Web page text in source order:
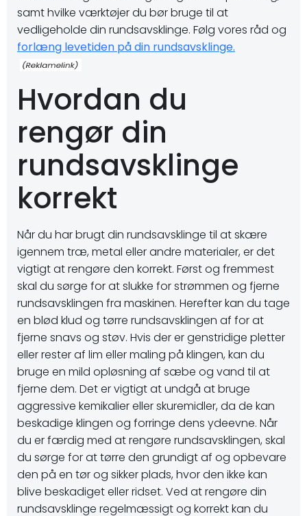
samt hvilke værktøjer du bør bruge til at
vedligeholde din rundsavsklinge. Følg vores råd og
forlæng levetiden på din rundsavsklinge.
Hvordan du
rengør din
rundsavsklinge
korrekt
Når du har brugt din rundsavsklinge til at skære
igennem træ, metal eller andre materialer, er det
vigtigt at rengøre den korrekt. Først og fremmest
skal du sørge for at slukke for strømmen og fjerne
rundsavsklingen fra maskinen. Herefter kan du tage
en blød klud og tørre rundsavsklingen af for at
fjerne snavs og støv. Hvis der er genstridige pletter
eller rester af lim eller maling på klingen, kan du
bruge en mild opløsning af sæbe og vand til at
fjerne dem. Det er vigtigt at undgå at bruge
aggressive kemikalier eller skuremidler, da de kan
beskadige klingen og forringe dens ydeevne. Når
du er færdig med at rengøre rundsavsklingen, skal
du sørge for at tørre den grundigt af og opbevare
den på en tør og sikker plads, hvor den ikke kan
blive beskadiget eller ridset. Ved at rengøre din
rundsavsklinge regelmæssigt og korrekt kan du